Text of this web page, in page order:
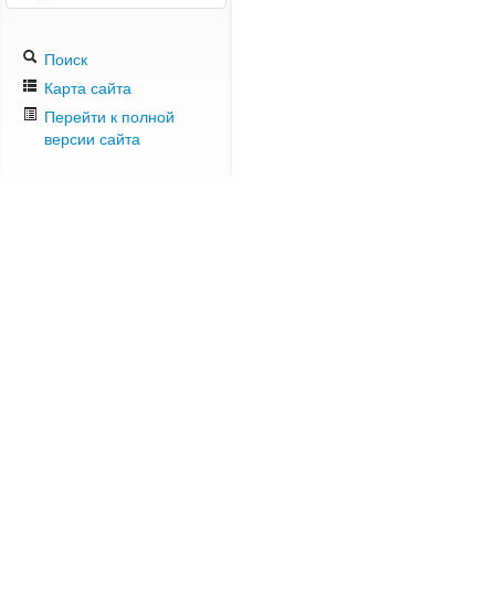
Поиск
Карта сайта
Перейти к полной
версии сайта